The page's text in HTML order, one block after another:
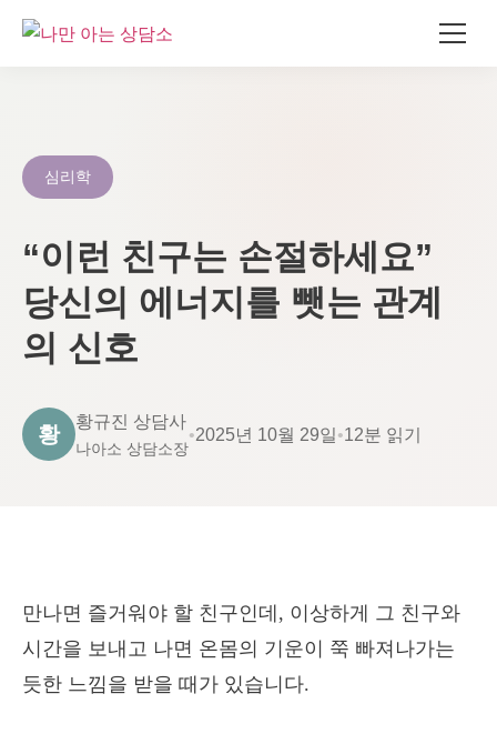
심리학
“이런 친구는 손절하세요”
당신의 에너지를 뺏는 관계
의 신호
황
황규진 상담사
나아소 상담소장
•2025년 10월 29일•12분 읽기
만나면 즐거워야 할 친구인데, 이상하게 그 친구와
시간을 보내고 나면 온몸의 기운이 쭉 빠져나가는
듯한 느낌을 받을 때가 있습니다.